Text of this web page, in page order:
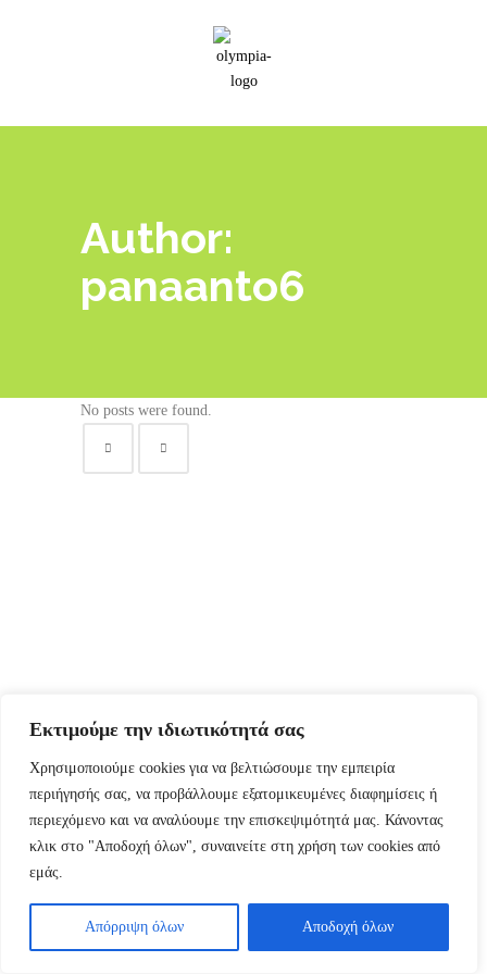
Εκτιμούμε την ιδιωτικότητά σας
Χρησιμοποιούμε cookies για να βελτιώσουμε την εμπειρία
περιήγησής σας, να προβάλλουμε εξατομικευμένες διαφημίσεις ή
περιεχόμενο και να αναλύουμε την επισκεψιμότητά μας. Κάνοντας
κλικ στο "Αποδοχή όλων", συναινείτε στη χρήση των cookies από
εμάς.
Απόρριψη όλων Αποδοχή όλων
Author:
panaanto6
No posts were found.